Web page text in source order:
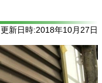
更新日時:2018年10月27日